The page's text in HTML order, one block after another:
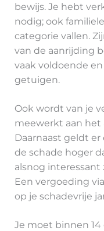
bewijs. Je hebt
nodig; ook
categorie vallen.
van de aanrijding
vaak voldoende
getuigen.
Ook wordt van je
meewerkt aan het
Daarnaast geldt er
de schade hoger
alsnog interessant
Een vergoeding
op je schadevrije
Je moet binnen